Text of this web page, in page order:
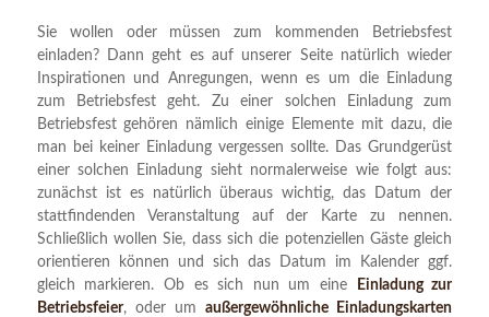
Sie wollen oder müssen zum kommenden Betriebsfest
einladen? Dann geht es auf unserer Seite natürlich wieder
Inspirationen und Anregungen, wenn es um die Einladung
zum Betriebsfest geht. Zu einer solchen Einladung zum
Betriebsfest gehören nämlich einige Elemente mit dazu, die
man bei keiner Einladung vergessen sollte. Das Grundgerüst
einer solchen Einladung sieht normalerweise wie folgt aus:
zunächst ist es natürlich überaus wichtig, das Datum der
stattfindenden Veranstaltung auf der Karte zu nennen.
Schließlich wollen Sie, dass sich die potenziellen Gäste gleich
orientieren können und sich das Datum im Kalender ggf.
gleich markieren. Ob es sich nun um eine
Einladung zur
Betriebsfeier, oder umaußergewöhnliche Einladungskarten